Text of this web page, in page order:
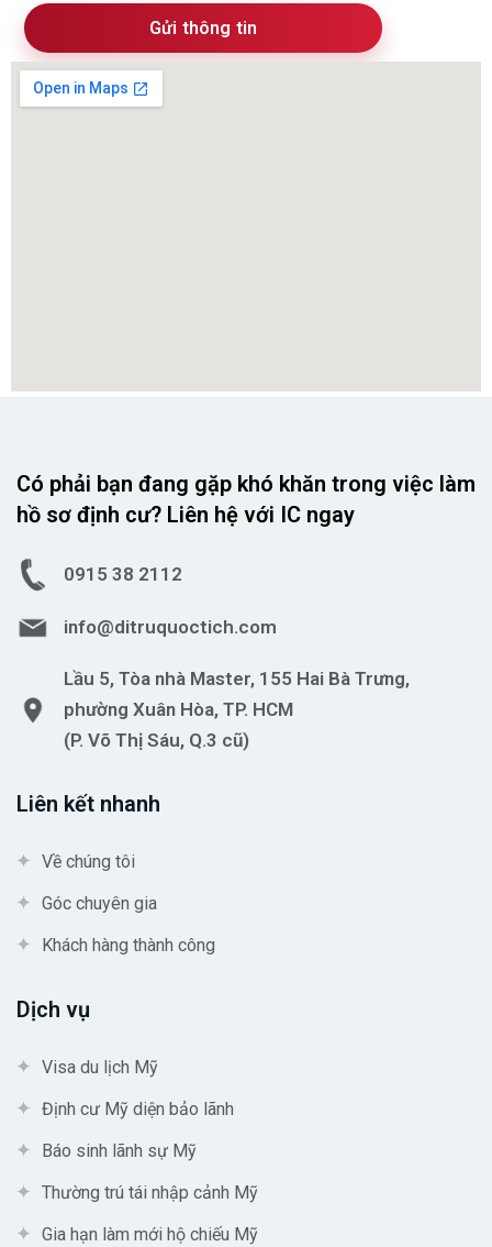
Gửi thông tin
Có phải bạn đang gặp khó khăn trong việc làm
hồ sơ định cư? Liên hệ với IC ngay
0915 38 2112
info@ditruquoctich.com
Lầu 5, Tòa nhà Master, 155 Hai Bà Trưng,
phường Xuân Hòa, TP. HCM
(P. Võ Thị Sáu, Q.3 cũ)
Liên kết nhanh
Về chúng tôi
Góc chuyên gia
Khách hàng thành công
Dịch vụ
Visa du lịch Mỹ
Định cư Mỹ diện bảo lãnh
Báo sinh lãnh sự Mỹ
Thường trú tái nhập cảnh Mỹ
Gia hạn làm mới hộ chiếu Mỹ